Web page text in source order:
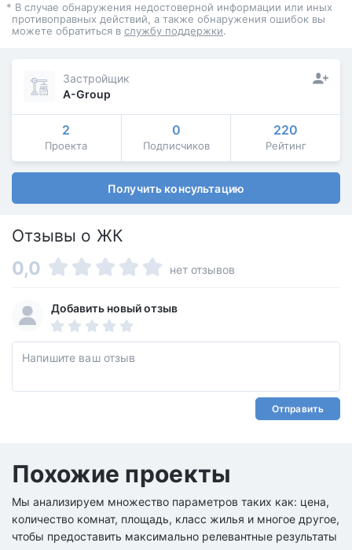
* В случае обнаружения недостоверной информации или иных
противоправных действий, а также обнаружения ошибок вы
можете обратиться в службу поддержки.
Застройщик
A-Group
2
Проекта
0
Подписчиков
220
Рейтинг
Получить консультацию
Отзывы о ЖК
0,0 нет отзывов
Добавить новый отзыв
Отправить
Похожие проекты
Мы анализируем множество параметров таких как: цена,
количество комнат, площадь, класс жилья и многое другое,
чтобы предоставить максимально релевантные результаты